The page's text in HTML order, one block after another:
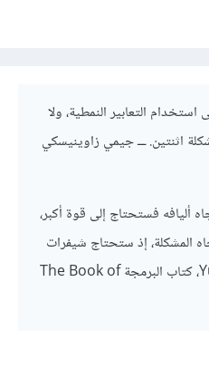
استخدام التعابير النمطية، ولا
اثنتين. ـــ جيمي زاوينيسكي
فستحتاج إلى قوة أكبر،
المشكلة، إذ ستحتاج شيفرات
أكثر لحلها. ـــ يوان-ما Yuan-Ma، كتاب البرمجة The Book of